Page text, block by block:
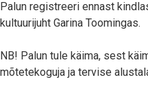
Palun registreeri ennast
kultuurijuht Garina Toomingas.
NB! Palun tule käima, sest
mõtetekoguja ja tervise